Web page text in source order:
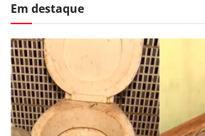
Em destaque